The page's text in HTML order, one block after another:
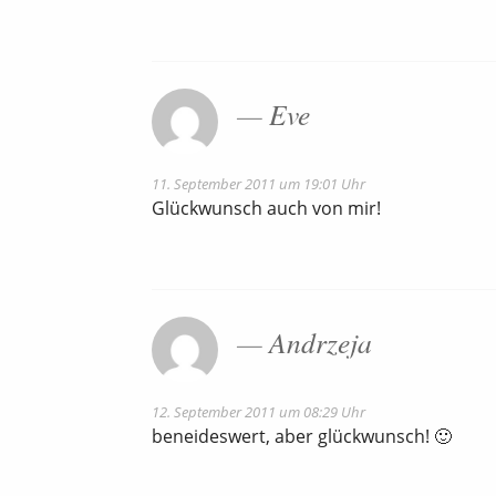
Eve
11. September 2011 um 19:01 Uhr
Glückwunsch auch von mir!
Andrzeja
12. September 2011 um 08:29 Uhr
beneideswert, aber glückwunsch! 🙂